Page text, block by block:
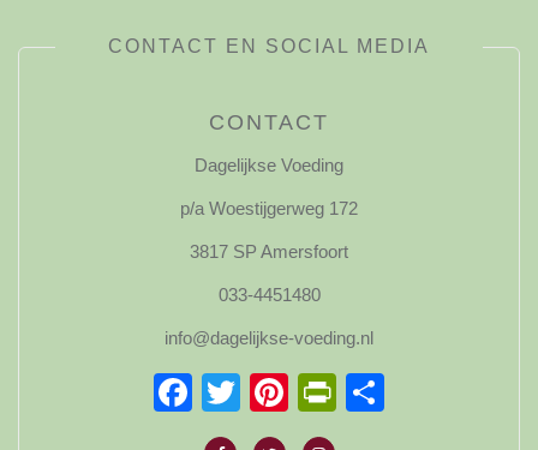
CONTACT EN SOCIAL MEDIA
CONTACT
Dagelijkse Voeding
p/a Woestijgerweg 172
3817 SP Amersfoort
033-4451480
info@dagelijkse-voeding.nl
Facebook
TwitterPinterest